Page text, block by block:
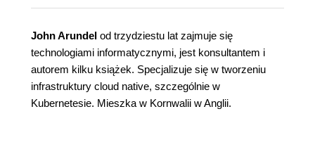
John Arundel od trzydziestu lat zajmuje się
technologiami informatycznymi, jest konsultantem i
autorem kilku książek. Specjalizuje się w tworzeniu
infrastruktury cloud native, szczególnie w
Kubernetesie. Mieszka w Kornwalii w Anglii.